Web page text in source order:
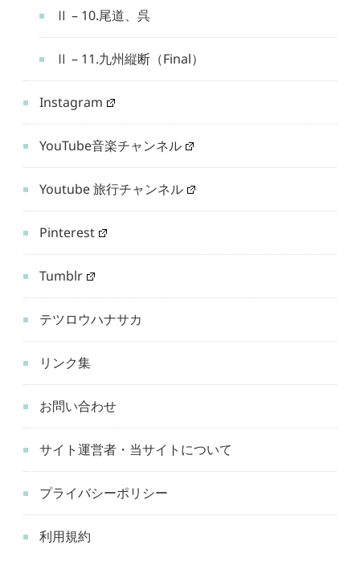
Ⅱ – 10.尾道、呉
Ⅱ – 11.九州縦断（Final）
Instagram
YouTube音楽チャンネル
Youtube 旅行チャンネル
Pinterest
Tumblr
テツロウハナサカ
リンク集
お問い合わせ
サイト運営者・当サイトについて
プライバシーポリシー
利用規約